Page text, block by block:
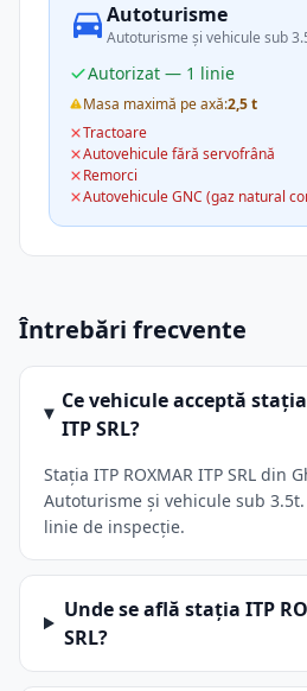
Autoturisme
Autoturisme și vehicule sub
Autorizat — 1 linie
Masa maximă pe axă:2,5 t
Tractoare
Autovehicule fără servofrână
Remorci
Autovehicule GNC (gaz natural
Întrebări frecvente
Ce vehicule acceptă stația
ITP SRL?
Stația ITP ROXMAR ITP SRL din
Autoturisme și vehicule sub
linie de inspecție.
Unde se află stația ITP
SRL?